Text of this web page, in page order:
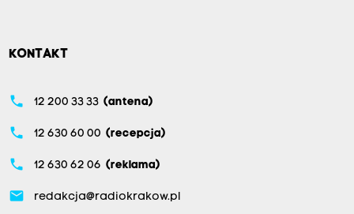
KONTAKT
phone 12 200 33 33 (antena)
phone 12 630 60 00 (recepcja)
phone 12 630 62 06 (reklama)
email redakcja@radiokrakow.pl